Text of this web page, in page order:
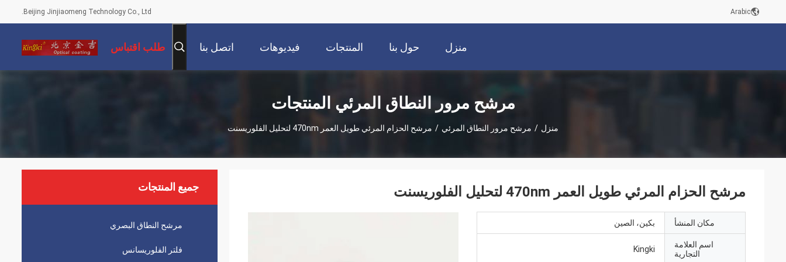
Beijing Jinjiaomeng Technology Co., Ltd. Arabic
منزل حول بنا المنتجات فيديوهات اتصل بنا طلب اقتباس
مرشح مرور النطاق المرئي المنتجات
منزل / مرشح مرور النطاق المرئي / مرشح الحزام المرئي طويل العمر 470nm لتحليل الفلوريسنت
جميع المنتجات
مرشح النطاق البصري
فلتر الفلوريسانس
مرشح الحزام المرئي طويل العمر 470nm لتحليل الفلوريسنت
مكان المنشأ بكين، الصين
اسم العلامة
التجارية
Kingki